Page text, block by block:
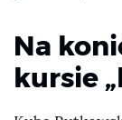
Na
kursie